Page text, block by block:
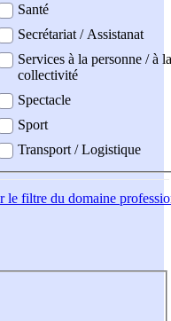
Santé
Secrétariat / Assistanat
Services à la personne / à la
collectivité
Spectacle
Sport
Transport / Logistique
le filtre du domaine